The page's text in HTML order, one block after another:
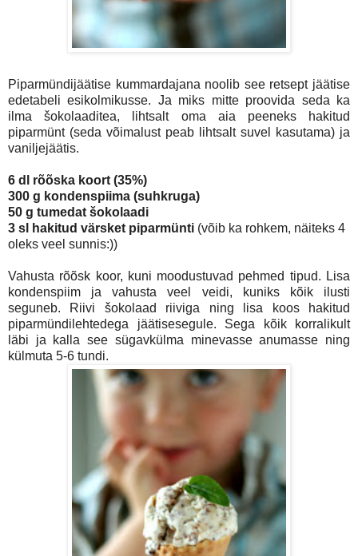
Piparmündijäätise kummardajana noolib see retsept jäätise
edetabeli esikolmikusse. Ja miks mitte proovida seda ka
ilma šokolaaditea, lihtsalt oma aia peeneks hakitud
piparmünt (seda võimalust peab lihtsalt suvel kasutama) ja
vaniljejäätis.
6 dl rõõska koort (35%)
300 g kondenspiima (suhkruga)
50 g tumedat šokolaadi
3 sl hakitud värsket piparmünti (võib ka rohkem, näiteks 4
oleks veel sunnis:))
Vahusta rõõsk koor, kuni moodustuvad pehmed tipud. Lisa
kondenspiim ja vahusta veel veidi, kuniks kõik ilusti
seguneb. Riivi šokolaad riiviga ning lisa koos hakitud
piparmündilehtedega jäätisesegule. Sega kõik korralikult
läbi ja kalla see sügavkülma minevasse anumasse ning
külmuta 5-6 tundi.